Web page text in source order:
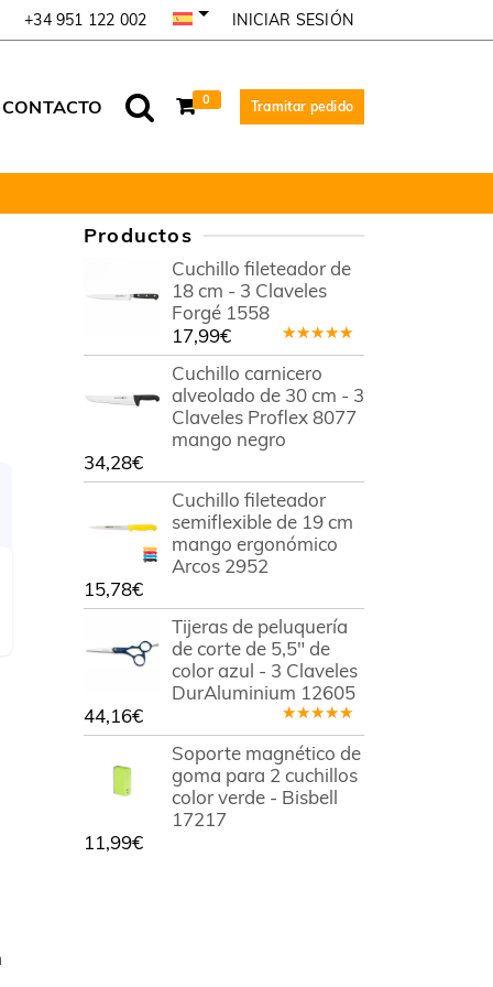
+34 951 122 002 INICIAR SESIÓN
CONTACTO 0 Tramitar pedido
Productos
Cuchillo fileteador de
18 cm - 3 Claveles
Forgé 1558
Valorado
en5.00
5
17,99€
Cuchillo carnicero
alveolado de 30 cm - 3
Claveles Proflex 8077
mango negro
34,28€
Cuchillo fileteador
semiflexible de 19 cm
mango ergonómico
Arcos 2952
15,78€
Tijeras de peluquería
de corte de 5,5" de
color azul - 3 Claveles
DurAluminium 12605
Valorado
en5.00 de
5
44,16€
Soporte magnético de
goma para 2 cuchillos
color verde - Bisbell
17217
11,99€